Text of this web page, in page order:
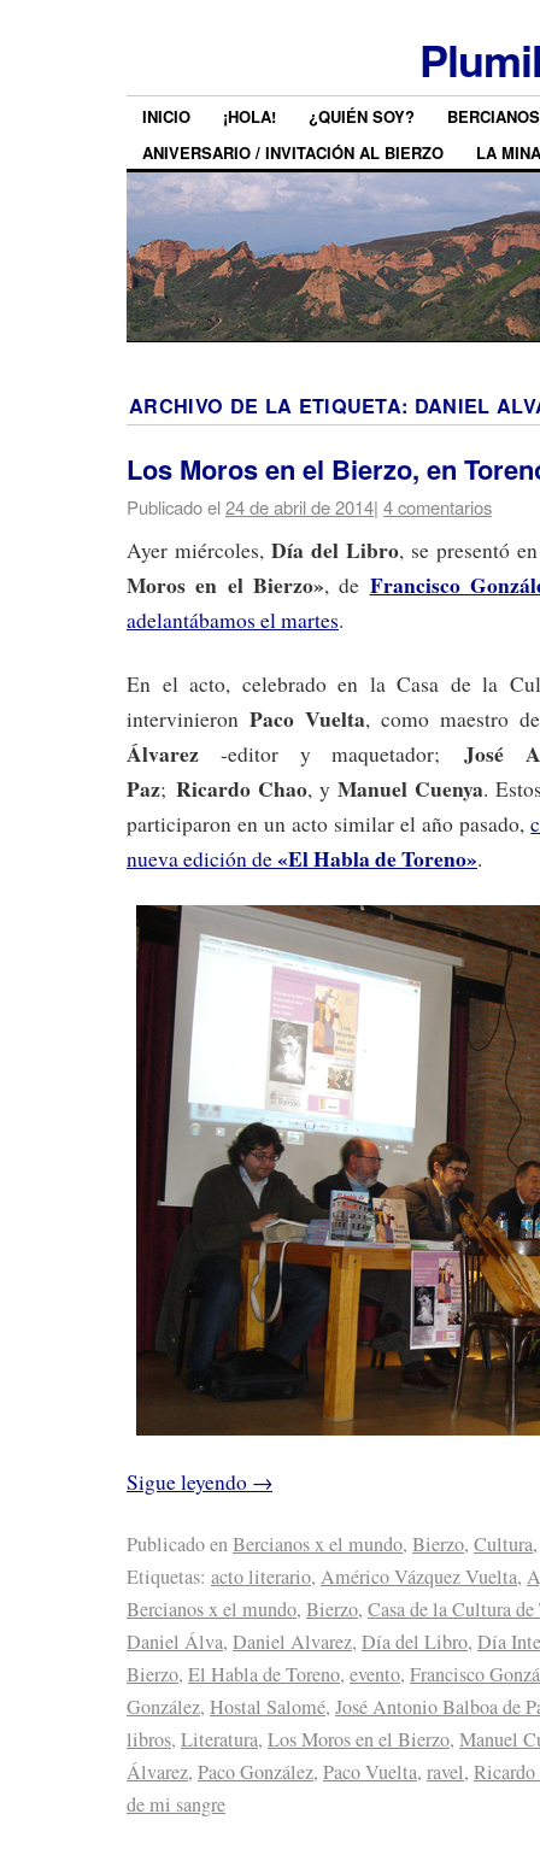
INICIO ¡HOLA! ¿QUIÉN SOY?
ANIVERSARIO / INVITACIÓN AL BIERZO
LA MINA
ARCHIVO DE LA ETIQUETA: DANIEL
Los Moros en el Bierzo, en
Publicado el24 de abril de 2014| 4 comentarios
Ayer miércoles, Día del Libro, se presentó
Moros en el Bierzo», de Francisco
adelantábamos el martes.
En el acto, celebrado en la Casa de la
intervinieronPaco Vuelta, como maestro
Álvarez -editor y maquetador;
José
Paz;Ricardo Chao, yManuel Cuenya.
participaron en un acto similar el año pasado,
nueva edición de«El Habla de Toreno».
Sigue leyendo →
Publicado enBercianos x el mundo, Bierzo, Cultura
Etiquetas: acto literario, Américo Vázquez Vuelta,
Bercianos x el mundo, Bierzo, Casa de la Cultura de
Daniel Álva, Daniel Alvarez, Día del Libro, Día
Bierzo, El Habla de Toreno, evento, Francisco
González, Hostal Salomé, José Antonio Balboa de
libros, Literatura, Los Moros en el Bierzo, Manuel
Álvarez, Paco González, Paco Vuelta, ravel, Ricardo
de mi sangre